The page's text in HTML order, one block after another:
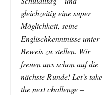
gleichzeitig eine super
Möglichkeit, seine
Englischkenntnisse unter
Beweis zu stellen. Wir
freuen uns schon auf die
nächste Runde! Let’s take
the next challenge –